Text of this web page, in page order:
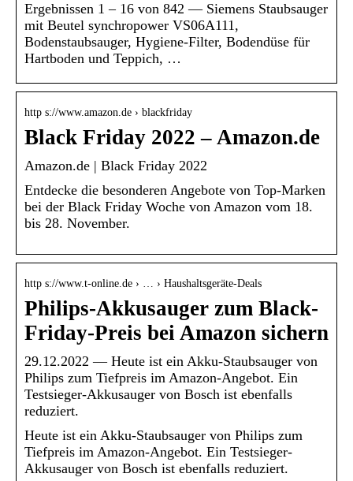
Ergebnissen 1 – 16 von 842 — Siemens Staubsauger
mit Beutel synchropower VS06A111,
Bodenstaubsauger, Hygiene-Filter, Bodendüse für
Hartboden und Teppich, …
http s://www.amazon.de › blackfriday
Black Friday 2022 – Amazon.de
Amazon.de | Black Friday 2022
Entdecke die besonderen Angebote von Top-Marken
bei der Black Friday Woche von Amazon vom 18.
bis 28. November.
http s://www.t-online.de › … › Haushaltsgeräte-Deals
Philips-Akkusauger zum Black-
Friday-Preis bei Amazon sichern
29.12.2022 — Heute ist ein Akku-Staubsauger von
Philips zum Tiefpreis im Amazon-Angebot. Ein
Testsieger-Akkusauger von Bosch ist ebenfalls
reduziert.
Heute ist ein Akku-Staubsauger von Philips zum
Tiefpreis im Amazon-Angebot. Ein Testsieger-
Akkusauger von Bosch ist ebenfalls reduziert.